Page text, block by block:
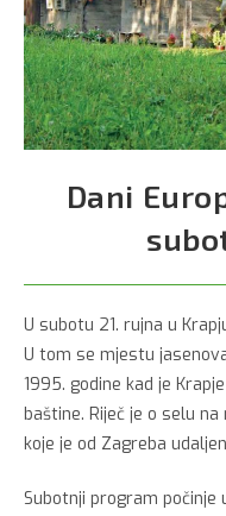
Dani
U subotu 21. rujna u
U tom se mjestu
1995. godine kad je
baštine. Riječ je o selu
koje je od Zagreba
Subotnji program